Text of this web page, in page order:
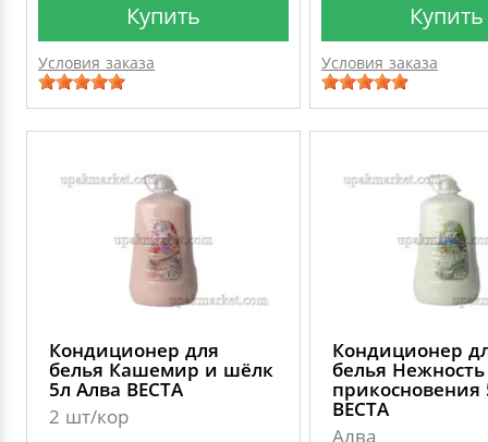
Купить
Условия заказа
Купить
Условия заказа
Кондиционер для
белья Кашемир и шёлк
5л Алва ВЕСТА
2 шт/кор
Кондиционер
белья Нежность
прикосновения
ВЕСТА
Алва